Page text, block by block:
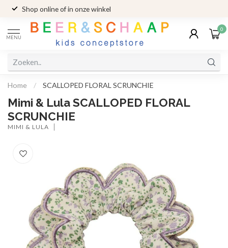
Shop online of in onze winkel
MENU
0
Home / SCALLOPED FLORAL SCRUNCHIE
Mimi & Lula SCALLOPED FLORAL
SCRUNCHIE
MIMI & LULA